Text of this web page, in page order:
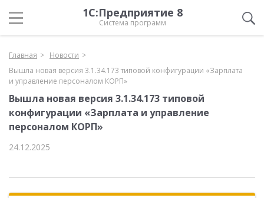
1С:Предприятие 8
Система программ
Главная
Новости
Вышла новая версия 3.1.34.173 типовой конфигурации «Зарплата
и управление персоналом КОРП»
Вышла новая версия 3.1.34.173 типовой
конфигурации «Зарплата и управление
персоналом КОРП»
24.12.2025